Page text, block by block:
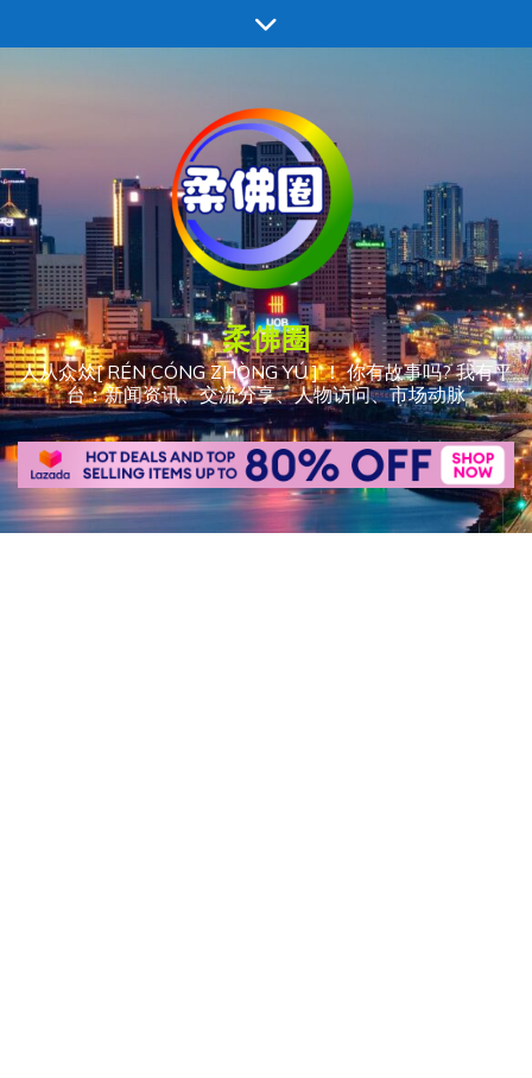
至
柔佛圈
人从众𠈌[ RÉN CÓNG ZHÒNG YÚ ] ！ 你有故事吗? 我有平
台：新闻资讯、交流分享、人物访问、市场动脉